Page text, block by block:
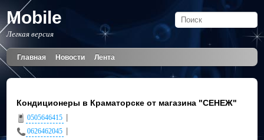
Mobile
Легкая версия
Главная Новости Лента
Кондиционеры в Краматорске от магазина "СЕНЕЖ"
0505646415
0626462045